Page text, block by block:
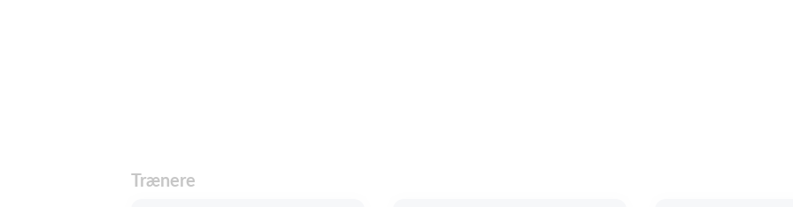
Trænere